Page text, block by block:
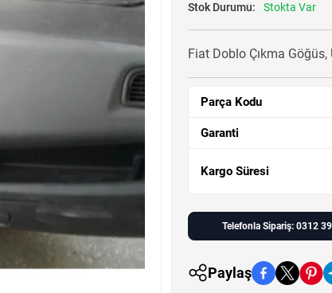
Stok Durumu: Stokta Var
Fiat Doblo Çıkma
Parça Kodu
Garanti
Kargo Süresi
Telefonla Sipariş: 0312
Paylaş